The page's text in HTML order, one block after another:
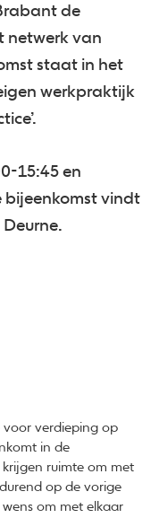
de
netwerk van
staat in het
werkpraktijk
15:45 en
bijeenkomst vindt
voor verdieping op
in de
ruimte om met
op de vorige
om met elkaar